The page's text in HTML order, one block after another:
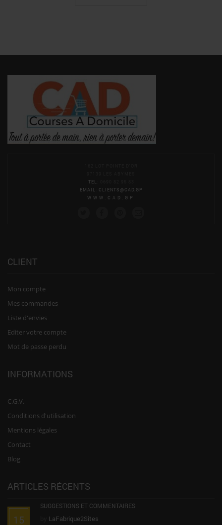
TEL
EMAIL
CLIENTS@CAD.GP
WWW.CAD.GP
CLIENT
Mon compte
Mes commandes
Liste d'envies
Editer votre compte
Mot de passe perdu
INFORMATIONS
C.G.V.
Conditions d'utilisation
Mentions légales
Contact
Blog
ARTICLES RÉCENTS
15
SUGGESTIONS ET COMMENTAIRES
LaFabrique2Sites